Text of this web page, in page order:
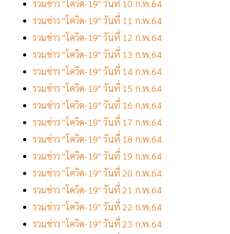
รวมข่าว "โควิด-19" วันที่ 10 ก.พ.64
รวมข่าว "โควิด-19" วันที่ 11 ก.พ.64
รวมข่าว "โควิด-19" วันที่ 12 ก.พ.64
รวมข่าว "โควิด-19" วันที่ 13 ก.พ.64
รวมข่าว "โควิด-19" วันที่ 14 ก.พ.64
รวมข่าว "โควิด-19" วันที่ 15 ก.พ.64
รวมข่าว "โควิด-19" วันที่ 16 ก.พ.64
รวมข่าว "โควิด-19" วันที่ 17 ก.พ.64
รวมข่าว "โควิด-19" วันที่ 18 ก.พ.64
รวมข่าว "โควิด-19" วันที่ 19 ก.พ.64
รวมข่าว "โควิด-19" วันที่ 20 ก.พ.64
รวมข่าว "โควิด-19" วันที่ 21 ก.พ.64
รวมข่าว "โควิด-19" วันที่ 22 ก.พ.64
รวมข่าว "โควิด-19" วันที่ 23 ก.พ.64